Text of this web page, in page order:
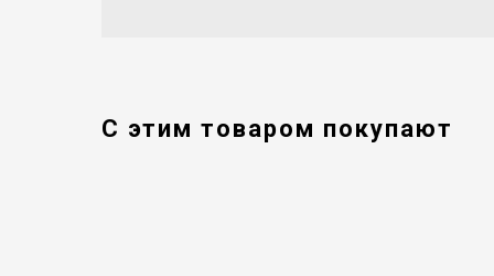
С этим товаром покупают